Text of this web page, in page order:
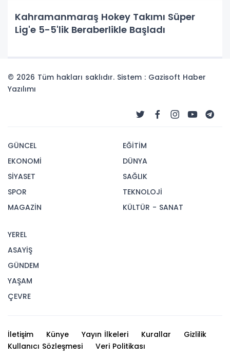
Kahramanmaraş Hokey Takımı Süper
Lig'e 5-5'lik Beraberlikle Başladı
© 2026 Tüm hakları saklıdır. Sistem : Gazisoft Haber
Yazılımı
GÜNCEL
EKONOMİ
SİYASET
SPOR
MAGAZİN
EĞİTİM
DÜNYA
SAĞLIK
TEKNOLOJİ
KÜLTÜR - SANAT
YEREL
ASAYİŞ
GÜNDEM
YAŞAM
ÇEVRE
İletişim Künye Yayın İlkeleri Kurallar
Gizlilik
Kullanıcı Sözleşmesi
Veri Politikası